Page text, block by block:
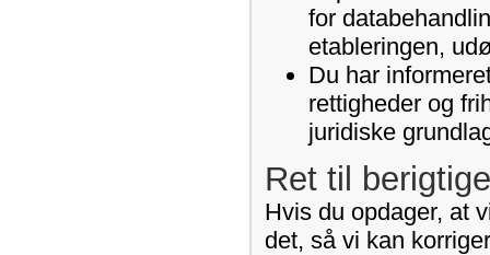
for
etableringen,
Du har
rettigheder og
juridiske
Ret til
Hvis du opdager, at
det, så vi kan